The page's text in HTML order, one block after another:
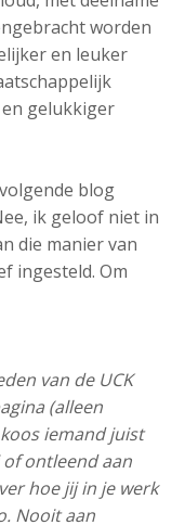
worden
en leuker
gelukkiger
blog
ik geloof niet in
die manier van
ingesteld. Om
van de UCK
(alleen
iemand juist
ontleend aan
hoe jij in je werk
Nooit aan